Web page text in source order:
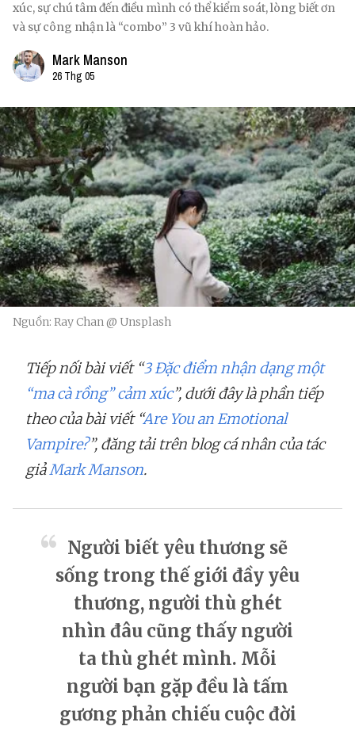
xúc, sự chú tâm đến điều mình có thể kiểm soát, lòng biết ơn
và sự công nhận là “combo” 3 vũ khí hoàn hảo.
Mark Manson
26 Thg 05
Nguồn: Ray Chan @ Unsplash
Tiếp nối bài viết “3 Đặc điểm nhận dạng một
“ma cà rồng” cảm xúc”, dưới đây là phần tiếp
theo của bài viết “Are You an Emotional
Vampire?”, đăng tải trên blog cá nhân của tác
giảMark Manson.
Người biết yêu thương sẽ
sống trong thế giới đầy yêu
thương, người thù ghét
nhìn đâu cũng thấy người
ta thù ghét mình. Mỗi
người bạn gặp đều là tấm
gương phản chiếu cuộc đời